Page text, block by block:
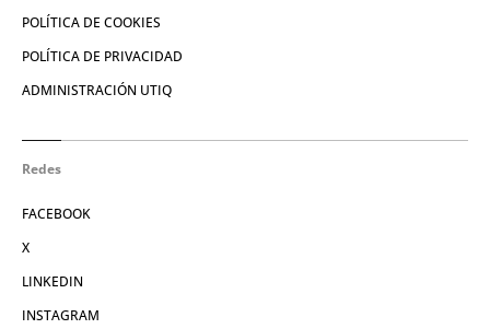
POLÍTICA DE COOKIES
POLÍTICA DE PRIVACIDAD
ADMINISTRACIÓN UTIQ
Redes
FACEBOOK
X
LINKEDIN
INSTAGRAM